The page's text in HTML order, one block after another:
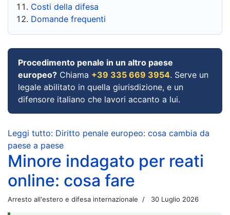
Costi della difesa
Domande frequenti
Procedimento penale in un altro paese
europeo? Chiama +39 335 669 3954. Serve un
legale abilitato in quella giurisdizione, e un
difensore italiano che lavori accanto a lui.
Leggi tutto: Diritto penale europeo: cosa cambia da
paese a paese
Minore indagato per reati
online: cosa fare
Arresto all'estero e difesa internazionale 30 Luglio 2026